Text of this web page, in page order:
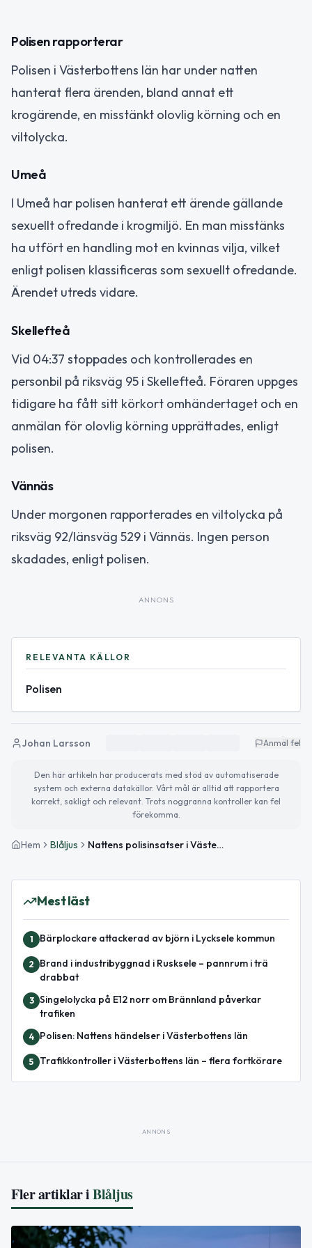
Polisen rapporterar
Polisen i Västerbottens län har under natten
hanterat flera ärenden, bland annat ett
krogärende, en misstänkt olovlig körning och en
viltolycka.
Umeå
I Umeå har polisen hanterat ett ärende gällande
sexuellt ofredande i krogmiljö. En man misstänks
ha utfört en handling mot en kvinnas vilja, vilket
enligt polisen klassificeras som sexuellt ofredande.
Ärendet utreds vidare.
Skellefteå
Vid 04:37 stoppades och kontrollerades en
personbil på riksväg 95 i Skellefteå. Föraren uppges
tidigare ha fått sitt körkort omhändertaget och en
anmälan för olovlig körning upprättades, enligt
polisen.
Vännäs
Under morgonen rapporterades en viltolycka på
riksväg 92/länsväg 529 i Vännäs. Ingen person
skadades, enligt polisen.
ANNONS
RELEVANTA KÄLLOR
Polisen
Johan Larsson Anmäl fel
Den här artikeln har producerats med stöd av automatiserade
system och externa datakällor. Vårt mål är alltid att rapportera
korrekt, sakligt och relevant. Trots noggranna kontroller kan fel
förekomma.
Hem Blåljus Nattens polisinsatser i Västerbottens län – krogärende, stoppad bil och viltolycka
Mest läst
1 Bärplockare attackerad av björn i Lycksele kommun
2
Brand i industribyggnad i Rusksele – pannrum i trä
drabbat
3 Singelolycka på E12 norr om Brännland påverkar
trafiken
4 Polisen: Nattens händelser i Västerbottens län
5 Trafikkontroller i Västerbottens län – flera fortkörare
ANNONS
Fler artiklar iBlåljus